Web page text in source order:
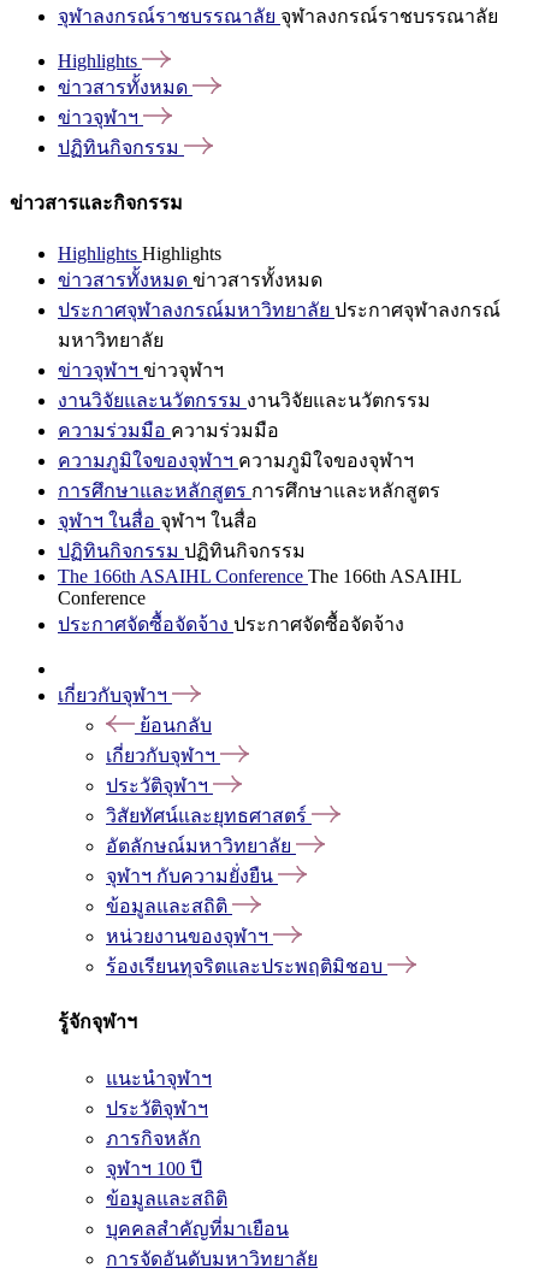
จุฬาลงกรณ์ราชบรรณาลัย จุฬาลงกรณ์ราชบรรณาลัย
Highlights
ข่าวสารทั้งหมด
ข่าวจุฬาฯ
ปฏิทินกิจกรรม
ข่าวสารและกิจกรรม
Highlights Highlights
ข่าวสารทั้งหมด ข่าวสารทั้งหมด
ประกาศจุฬาลงกรณ์มหาวิทยาลัย ประกาศจุฬาลงกรณ์
มหาวิทยาลัย
ข่าวจุฬาฯ ข่าวจุฬาฯ
งานวิจัยและนวัตกรรม งานวิจัยและนวัตกรรม
ความร่วมมือ ความร่วมมือ
ความภูมิใจของจุฬาฯ ความภูมิใจของจุฬาฯ
การศึกษาและหลักสูตร การศึกษาและหลักสูตร
จุฬาฯ ในสื่อ จุฬาฯ ในสื่อ
ปฏิทินกิจกรรม ปฏิทินกิจกรรม
The 166th ASAIHL Conference The 166th ASAIHL
Conference
ประกาศจัดซื้อจัดจ้าง ประกาศจัดซื้อจัดจ้าง
เกี่ยวกับจุฬาฯ
ย้อนกลับ
เกี่ยวกับจุฬาฯ
ประวัติจุฬาฯ
วิสัยทัศน์และยุทธศาสตร์
อัตลักษณ์มหาวิทยาลัย
จุฬาฯ กับความยั่งยืน
ข้อมูลและสถิติ
หน่วยงานของจุฬาฯ
ร้องเรียนทุจริตและประพฤติมิชอบ
รู้จักจุฬาฯ
แนะนำจุฬาฯ
ประวัติจุฬาฯ
ภารกิจหลัก
จุฬาฯ 100 ปี
ข้อมูลและสถิติ
บุคคลสำคัญที่มาเยือน
การจัดอันดับมหาวิทยาลัย